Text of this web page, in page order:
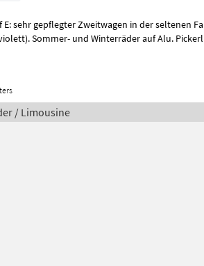
E: sehr gepflegter Zweitwagen in der seltenen
Sommer- und Winterräder auf Alu.
/ Limousine